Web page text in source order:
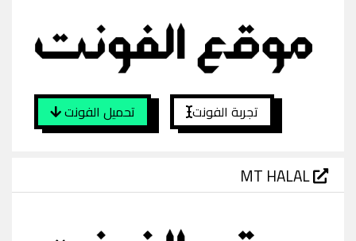
تحميل الفونت تجربة الفونت
MT HALAL